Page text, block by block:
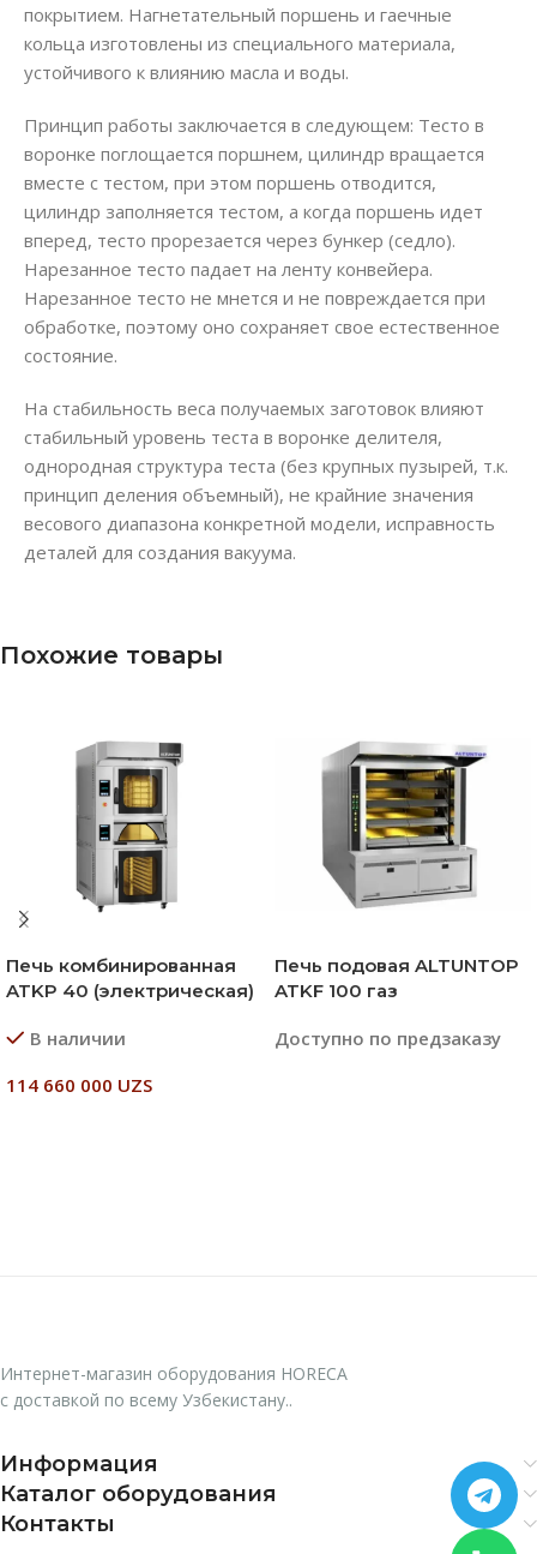
покрытием. Нагнетательный поршень и гаечные
кольца изготовлены из специального материала,
устойчивого к влиянию масла и воды.
Принцип работы заключается в следующем: Тесто в
воронке поглощается поршнем, цилиндр вращается
вместе с тестом, при этом поршень отводится,
цилиндр заполняется тестом, а когда поршень идет
вперед, тесто прорезается через бункер (седло).
Нарезанное тесто падает на ленту конвейера.
Нарезанное тесто не мнется и не повреждается при
обработке, поэтому оно сохраняет свое естественное
состояние.
На стабильность веса получаемых заготовок влияют
стабильный уровень теста в воронке делителя,
однородная структура теста (без крупных пузырей, т.к.
принцип деления объемный), не крайние значения
весового диапазона конкретной модели, исправность
деталей для создания вакуума.
Похожие товары
Печь комбинированная
ATKP 40 (электрическая)
В наличии
114 660 000 UZS
Печь подовая ALTUNTOP
ATKF 100 газ
Доступно по предзаказу
Интернет-магазин оборудования HORECA
с доставкой по всему Узбекистану..
Информация
Каталог оборудования
Контакты